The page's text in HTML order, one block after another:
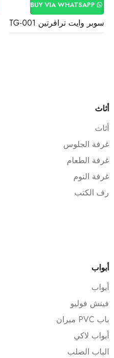
سوبر وايت ترافرتين 001-TG
أثاث
أثاث
غرفة الجلوس
غرفة الطعام
غرفة النوم
رف الكتب
أبواب
أبواب
فينش فوليو
باب PVC مبران
أبواب لاكي
الباب الصلب